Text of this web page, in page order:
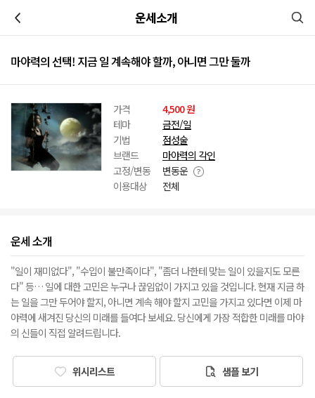
운세소개
마야력의 선택! 지금 일 계속해야 할까, 아니면 그만 둘까
가격
4,500 원
테마
금전/일
기법
점성술
브랜드
마야력의 각인
고정/변동
변동운
이용대상
전체
운세 소개
"일이 재미없다", "수입이 불만족이다", "좀더 나한테 맞는 일이 있을지도 모른
다" 등… 일에 대한 고민은 누구나 끊임없이 가지고 있을 것입니다. 현재 지금 하
는 일을 그만 두어야 할지, 아니면 계속 해야 할지 고민을 가지고 있다면 이제 마
야력에 새겨진 당신의 미래를 들여다 보세요. 당신에게 가장 적합한 미래를 마야
의 신들이 직접 알려드립니다.
위시리스트 샘플 보기